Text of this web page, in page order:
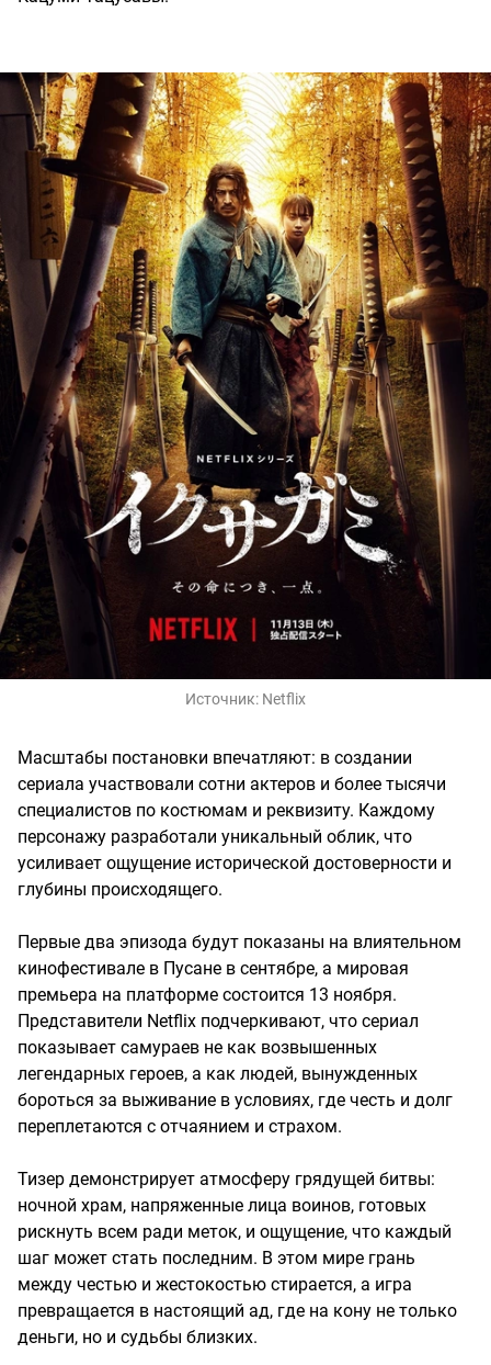
Источник: Netflix
Масштабы постановки впечатляют: в создании
сериала участвовали сотни актеров и более тысячи
специалистов по костюмам и реквизиту. Каждому
персонажу разработали уникальный облик, что
усиливает ощущение исторической достоверности и
глубины происходящего.
Первые два эпизода будут показаны на влиятельном
кинофестивале в Пусане в сентябре, а мировая
премьера на платформе состоится 13 ноября.
Представители Netflix подчеркивают, что сериал
показывает самураев не как возвышенных
легендарных героев, а как людей, вынужденных
бороться за выживание в условиях, где честь и долг
переплетаются с отчаянием и страхом.
Тизер демонстрирует атмосферу грядущей битвы:
ночной храм, напряженные лица воинов, готовых
рискнуть всем ради меток, и ощущение, что каждый
шаг может стать последним. В этом мире грань
между честью и жестокостью стирается, а игра
превращается в настоящий ад, где на кону не только
деньги, но и судьбы близких.